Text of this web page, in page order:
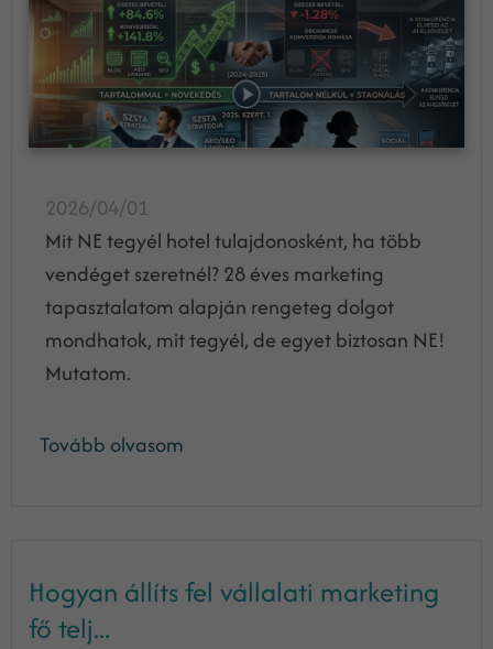
2026/04/01
Mit NE tegyél hotel tulajdonosként, ha több
vendéget szeretnél? 28 éves marketing
tapasztalatom alapján rengeteg dolgot
mondhatok, mit tegyél, de egyet biztosan NE!
Mutatom.
Tovább olvasom
Hogyan állíts fel vállalati marketing
fő telj...